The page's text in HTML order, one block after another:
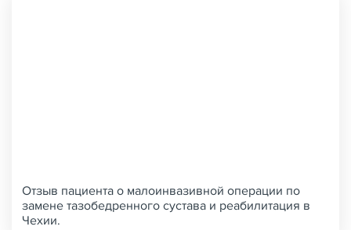
Отзыв пациента о малоинвазивной операции по
замене тазобедренного сустава и реабилитация в
Чехии.